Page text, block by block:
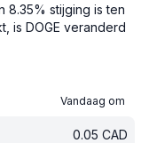
8.35% stijging is ten
is DOGE veranderd
Vandaag om
0.05 CAD